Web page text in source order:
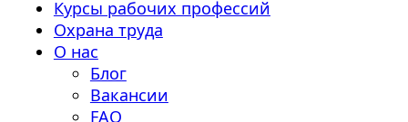
Курсы рабочих профессий
Охрана труда
О нас
Блог
Вакансии
FAQ